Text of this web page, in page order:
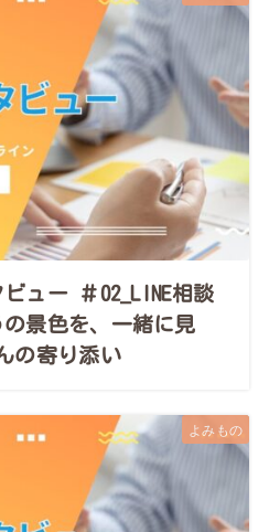
ュー ＃02_LINE相談
景色を、一緒に見
の寄り添い
よみもの